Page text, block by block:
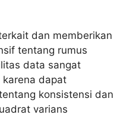
dan memberikan
tentang rumus
data sangat
dapat
konsistensi dan
varians